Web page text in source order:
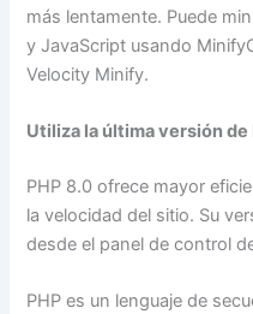
más lentamente. Puede
y JavaScript usando
Velocity Minify.
Utiliza la última versión de
PHP 8.0 ofrece mayor
la velocidad del sitio. Su
desde el panel de control
PHP es un lenguaje de